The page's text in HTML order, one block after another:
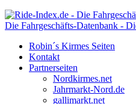
Die Fahrgeschäfts-Datenbank -
Robin´s Kirmes Seiten
Kontakt
Partnerseiten
Nordkirmes.net
Jahrmarkt-Nord.de
gallimarkt.net